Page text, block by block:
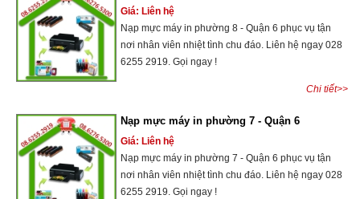
Giá: Liên hệ
Nạp mực máy in phường 8 - Quận 6 phục vụ tận
nơi nhân viên nhiệt tình chu đáo. Liên hệ ngay 028
6255 2919. Gọi ngay !
Chi tiết>>
Nạp mực máy in phường 7 - Quận 6
Giá: Liên hệ
Nạp mực máy in phường 7 - Quận 6 phục vụ tận
nơi nhân viên nhiệt tình chu đáo. Liên hệ ngay 028
6255 2919. Gọi ngay !